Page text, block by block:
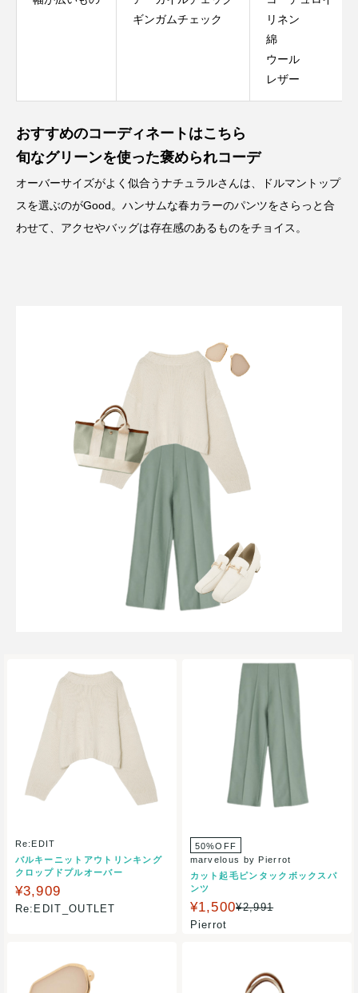
ギンガムチェック
リネン
綿
ウール
レザー
おすすめのコーディネートはこちら
旬なグリーンを使った褒められコーデ
オーバーサイズがよく似合うナチュラルさんは、ドルマントップ
スを選ぶのがGood。ハンサムな春カラーのパンツをさらっと合
わせて、アクセやバッグは存在感のあるものをチョイス。
Re:EDIT
バルキーニットアウトリンキング
クロップドプルオーバー
¥3,909
Re:EDIT_OUTLET
50%OFF
marvelous by Pierrot
カット起毛ピンタックボックスパ
ンツ
¥1,500¥2,991
Pierrot